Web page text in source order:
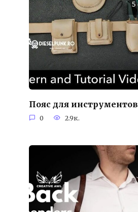
Пояс для инструментов
0 2.9к.